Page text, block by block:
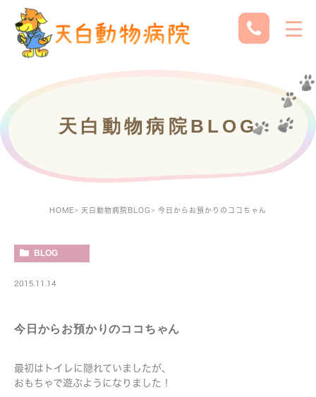
天白動物病院BLOG
HOME 天白動物病院BLOG 今日からお預かりのココちゃん
BLOG
2015.11.14
今日からお預かりのココちゃん
最初はトイレに隠れていましたが、
おもちゃで遊ぶようになりました！